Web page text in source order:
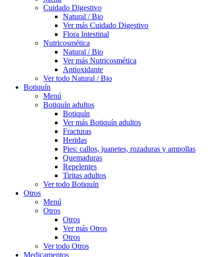
Cuidado Digestivo
Natural / Bio
Ver más Cuidado Digestivo
Flora Intestinal
Nutricosmética
Natural / Bio
Ver más Nutricosmética
Antioxidante
Ver todo Natural / Bio
Botiquín
Menú
Botiquín adultos
Botiquín
Ver más Botiquín adultos
Fracturas
Heridas
Pies: callos, juanetes, rozaduras y ampollas
Quemaduras
Repelentes
Tiritas adultos
Ver todo Botiquín
Otros
Menú
Otros
Otros
Ver más Otros
Otros
Ver todo Otros
Medicamentos